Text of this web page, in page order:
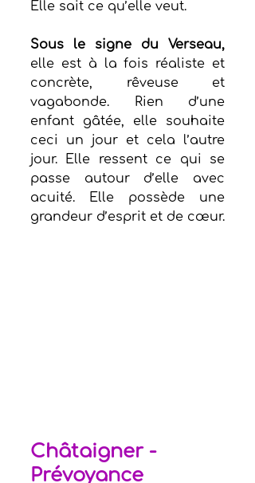
Elle sait ce qu’elle veut.
Sous le signe du Verseau,
elle est à la fois réaliste et
concrète, rêveuse et
vagabonde. Rien d’une
enfant gâtée, elle souhaite
ceci un jour et cela l’autre
jour. Elle ressent ce qui se
passe autour d’elle avec
acuité. Elle possède une
grandeur d’esprit et de cœur.
Châtaigner -
Prévoyance